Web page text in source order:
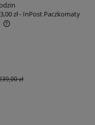
zł- InPost Paczkomaty
płatności
zł